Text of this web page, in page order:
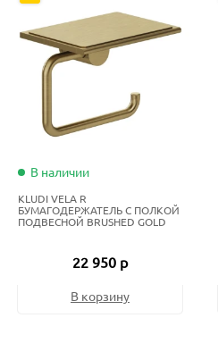
В наличии
KLUDI VELA R
БУМАГОДЕРЖАТЕЛЬ С ПОЛКОЙ
ПОДВЕСНОЙ BRUSHED GOLD
22 950 р
В корзину